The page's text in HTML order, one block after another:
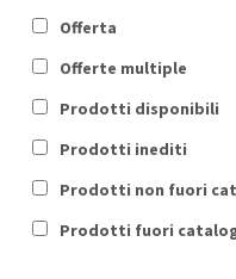
Offerta
Offerte multiple
Prodotti disponibili
Prodotti inediti
Prodotti non fuori
Prodotti fuori